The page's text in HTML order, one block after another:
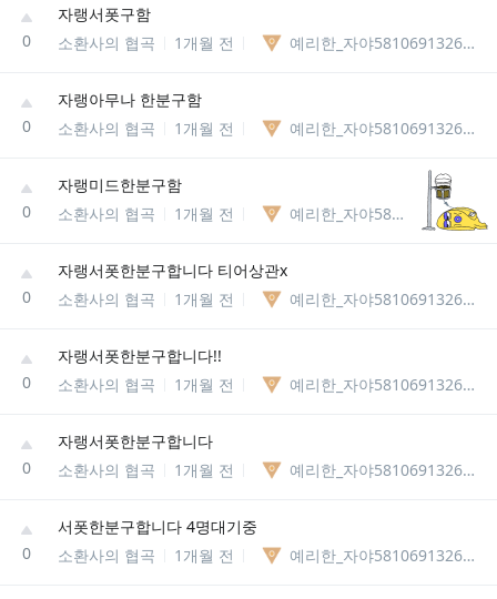
0
자랭서폿구함
소환사의 협곡
1개월 전 예리한_자야58106913269545
0
자랭아무나 한분구함
소환사의 협곡
1개월 전 예리한_자야58106913269545
0
자랭미드한분구함
소환사의 협곡
1개월 전 예리한_자야58106913269545
0
자랭서폿한분구합니다 티어상관x
소환사의 협곡
1개월 전 예리한_자야58106913269545
0
자랭서폿한분구합니다!!
소환사의 협곡
1개월 전 예리한_자야58106913269545
0
자랭서폿한분구합니다
소환사의 협곡
1개월 전 예리한_자야58106913269545
0
서폿한분구합니다 4명대기중
소환사의 협곡
1개월 전 예리한_자야58106913269545